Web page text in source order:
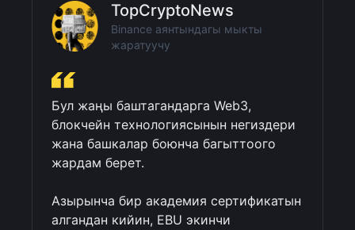
TopCryptoNews
Binance аянтындагы мыкты
жаратуучу
Бул жаңы баштагандарга Web3,
блокчейн технологиясынын негиздери
жана башкалар боюнча багыттоого
жардам берет.
Азырынча бир академия сертификатын
алгандан кийин, EBU экинчи